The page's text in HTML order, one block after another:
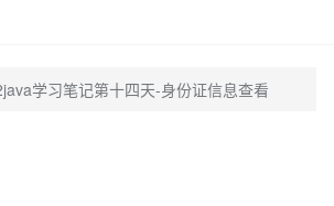
学习笔记第十四天-身份证信息查看